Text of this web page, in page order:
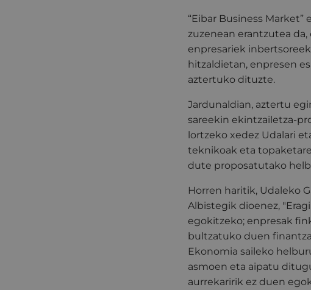
“Eibar Business
zuzenean erantzutea
enpresariek
hitzaldietan, enpresen
aztertuko dituzte.
Jardunaldian, aztertu
sareekin ekintzailetza-
lortzeko xedez Udalari
teknikoak eta
dute proposatutako
Horren haritik, Udaleko
Albistegik dioenez,
egokitzeko; enpresak
bultzatuko duen
Ekonomia saileko
asmoen eta aipatu
aurrekaririk ez duen